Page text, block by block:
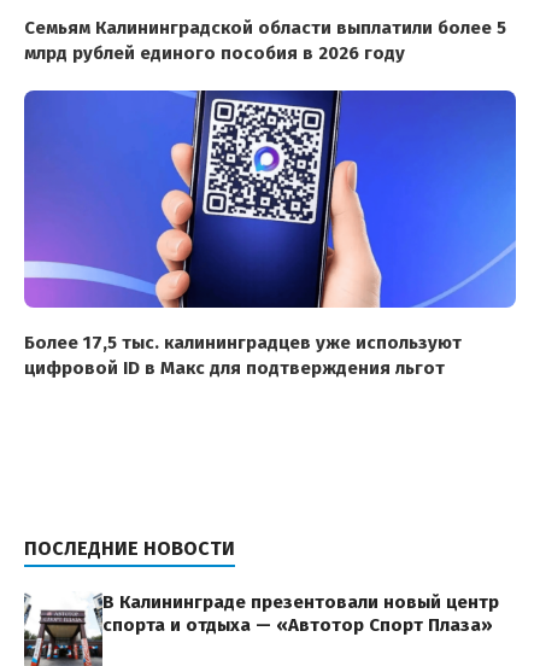
Семьям Калининградской области выплатили более 5
млрд рублей единого пособия в 2026 году
Более 17,5 тыс. калининградцев уже используют
цифровой ID в Макс для подтверждения льгот
ПОСЛЕДНИЕ НОВОСТИ
В Калининграде презентовали новый центр
спорта и отдыха — «Автотор Спорт Плаза»